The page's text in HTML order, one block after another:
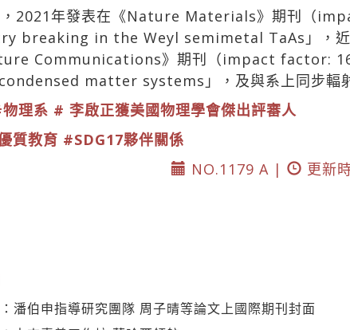
，2021年發表在《Nature Materials》期刊（
breaking in the Weyl semimetal TaAs」，近
Communications》期刊（impact factor:
matter systems」，及與系上同步輻射
理系 # 李啟正獲美國物理學會傑出評審人
質教育 #SDG17夥伴關係
NO.1179 A |
更新
潘伯申指導研究團隊 周子晴等論文上國際期刊封面